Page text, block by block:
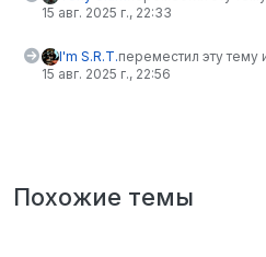
15 авг. 2025 г., 22:33
I'm S.R.T.переместил эту тему
15 авг. 2025 г., 22:56
Похожие темы